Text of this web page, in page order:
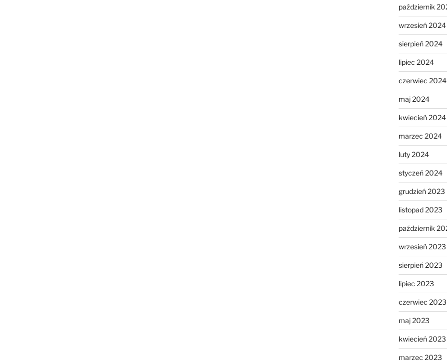
październik
wrzesień 2024
sierpień 2024
lipiec 2024
czerwiec 2024
maj 2024
kwiecień 2024
marzec 2024
luty 2024
styczeń 2024
grudzień 2023
listopad 2023
październik
wrzesień 2023
sierpień 2023
lipiec 2023
czerwiec 2023
maj 2023
kwiecień 2023
marzec 2023